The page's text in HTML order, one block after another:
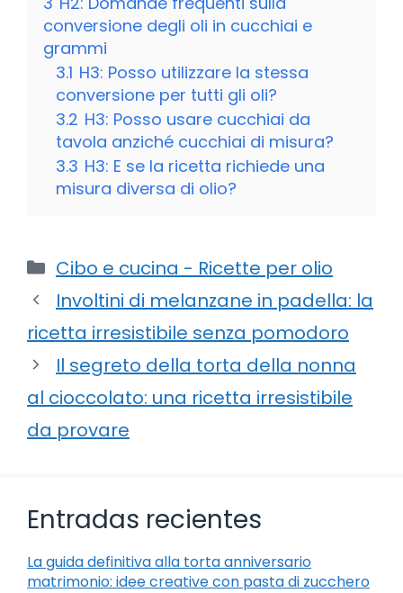
conversione degli oli in cucchiai e
grammi
3.1 H3: Posso utilizzare la stessa
conversione per tutti gli oli?
3.2 H3: Posso usare cucchiai da
tavola anziché cucchiai di misura?
3.3 H3: E se la ricetta richiede una
misura diversa di olio?
Categorie
Cibo e cucina - Ricette per olio
Involtini di melanzane in padella: la
ricetta irresistibile senza pomodoro
Il segreto della torta della nonna
al cioccolato: una ricetta irresistibile
da provare
Entradas recientes
La guida definitiva alla torta anniversario
matrimonio: idee creative con pasta di zucchero